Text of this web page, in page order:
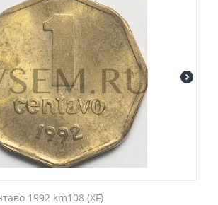
1992 km108 (XF)